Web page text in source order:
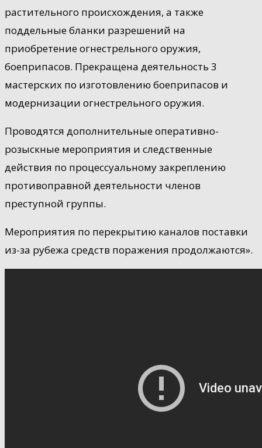
растительного происхождения, а также
поддельные бланки разрешений на
приобретение огнестрельного оружия,
боеприпасов. Прекращена деятельность 3
мастерских по изготовлению боеприпасов и
модернизации огнестрельного оружия.
Проводятся дополнительные оперативно-
розыскные мероприятия и следственные
действия по процессуальному закреплению
противоправной деятельности членов
преступной группы.
Мероприятия по перекрытию каналов поставки
из-за рубежа средств поражения продолжаются».